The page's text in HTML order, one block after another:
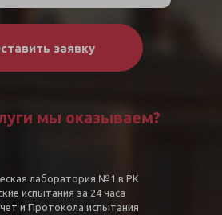
лаборатория №1 в РК
испытания за 24 часа
и Протокола испытания
мы оказываем?
заявку